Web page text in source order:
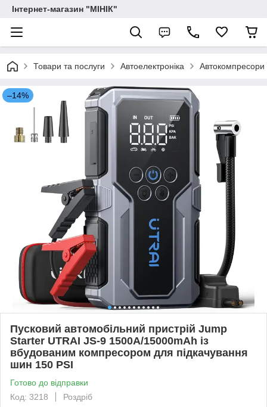
Інтернет-магазин "МІНІК"
Товари та послуги Автоелектроніка Автокомпресори
–14%
Пусковий автомобільний пристрій Jump
Starter UTRAI JS-9 1500А/15000mAh із
вбудованим компресором для підкачування
шин 150 PSI
Готово до відправки
Код: 3218
Роздріб